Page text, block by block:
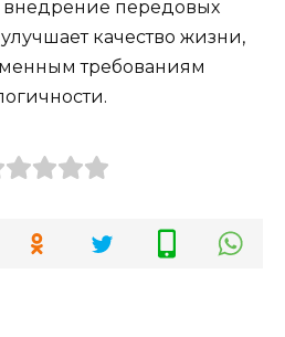
внедрение передовых
качество жизни,
требованиям